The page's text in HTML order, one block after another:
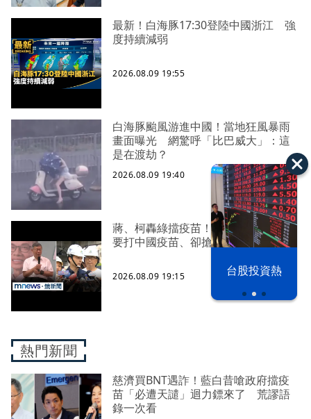
漢光42演習 台股投資熱
最新！白海豚17:30登陸中國浙江 強
度持續減弱
2026.08.09 19:55
白海豚颱風游進中國！當地狂風暴雨
畫面曝光 網驚呼「比巴威大」：這
是在渡劫？
2026.08.09 19:40
蔣、柯轟綠擋疫苗！ 醫師酸：嘴喊
要打中國疫苗、卻搶打AZ
2026.08.09 19:15
熱門新聞
慈濟買BNT遇詐！藍白昔嗆政府擋疫
苗「必遭天譴」迴力鏢來了 荒謬語
錄一次看